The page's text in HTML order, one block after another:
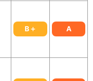
B＋ A